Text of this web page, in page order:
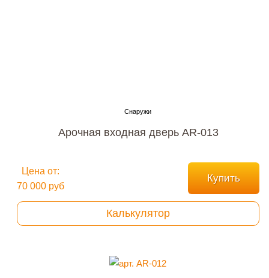
Арочная входная дверь AR-013
Цена от:
70 000 руб
Купить
Калькулятор